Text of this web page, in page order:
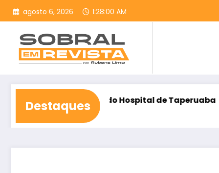
Pular
para
conteúdo
agosto 6, 2026 1:28:01 AM
Destaques
do Hospital de Taperuaba